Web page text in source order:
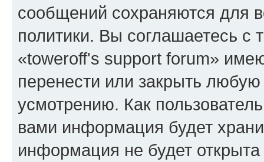
сообщений сохраняются для
политики. Вы соглашаетесь
«toweroff's support forum»
перенести или закрыть
усмотрению. Как
вами информация будет
информация не будет